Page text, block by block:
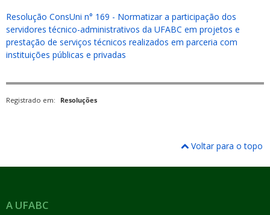
Resolução ConsUni n° 169 - Normatizar a participação dos
servidores técnico-administrativos da UFABC em projetos e
prestação de serviços técnicos realizados em parceria com
instituições públicas e privadas
Registrado em: Resoluções
Voltar para o topo
A UFABC